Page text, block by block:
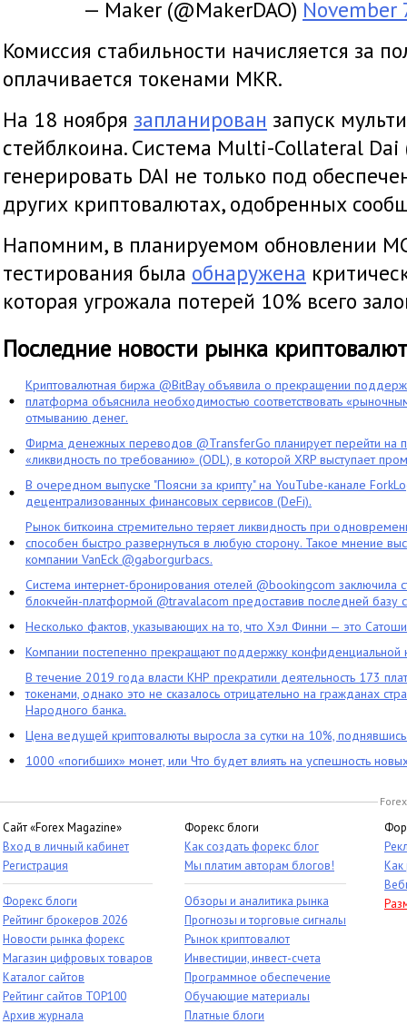
— Maker (@MakerDAO) November
Комиссия стабильности начисляется за
оплачивается токенами MKR.
На 18 ноября запланирован запуск
стейблкоина. Система Multi-Collateral Dai
генерировать DAI не только под
других криптовалютах, одобренных
Напомним, в планируемом обновлении
тестирования была обнаружена
которая угрожала потерей 10% всего
Последние новости рынка криптовалют
Криптовалютная биржа @BitBay объявила о прекращении
платформа объяснила необходимостью соответствовать
отмыванию денег.
Фирма денежных переводов @TransferGo планирует перейти на
«ликвидность по требованию» (ODL), в которой XRP выступает
В очередном выпуске "Поясни за крипту" на YouTube-канале
децентрализованных финансовых сервисов (DeFi).
Рынок биткоина стремительно теряет ликвидность при
способен быстро развернуться в любую сторону. Такое мнение
компании VanEck @gaborgurbacs.
Система интернет-бронирования отелей @bookingcom заключила
блокчейн-платформой @travalacom предоставив последней базу
Несколько фактов, указывающих на то, что Хэл Финни — это
Компании постепенно прекращают поддержку конфиденциальной
В течение 2019 года власти КНР прекратили деятельность 173
токенами, однако это не сказалось отрицательно на гражданах
Народного банка.
Цена ведущей криптовалюты выросла за сутки на 10%,
1000 «погибших» монет, или Что будет влиять на успешность
Сайт «Forex Magazine»
Вход в личный кабинет
Регистрация
Форекс блоги
Рейтинг брокеров 2026
Новости рынка форекс
Магазин цифровых товаров
Каталог сайтов
Рейтинг сайтов TOP100
Архив журнала
Форекс блоги
Как создать форекс блог
Мы платим авторам блогов!
Обзоры и аналитика рынка
Прогнозы и торговые сигналы
Рынок криптовалют
Инвестиции, инвест-счета
Программное обеспечение
Обучающие материалы
Платные блоги
Как